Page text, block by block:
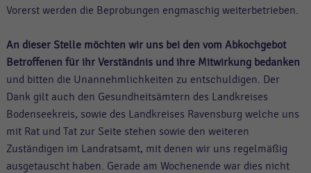
Vorerst werden die Beprobungen engmaschig weiterbetrieben.
An dieser Stelle möchten wir uns bei den vom Abkochgebot
Betroffenen für ihr Verständnis und ihre Mitwirkung bedanken
und bitten die Unannehmlichkeiten zu entschuldigen. Der
Dank gilt auch den Gesundheitsämtern des Landkreises
Bodenseekreis, sowie des Landkreises Ravensburg welche uns
mit Rat und Tat zur Seite stehen sowie den weiteren
Zuständigen im Landratsamt, mit denen wir uns regelmäßig
ausgetauscht haben. Gerade am Wochenende war dies nicht